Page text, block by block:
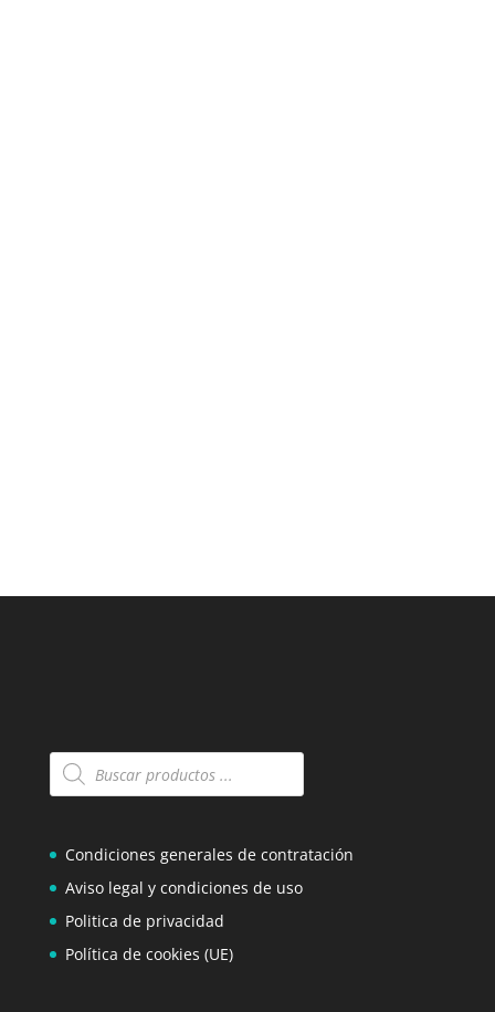
Búsqueda
de
Condiciones generales de contratación
Aviso legal y condiciones de uso
Politica de privacidad
Política de cookies (UE)